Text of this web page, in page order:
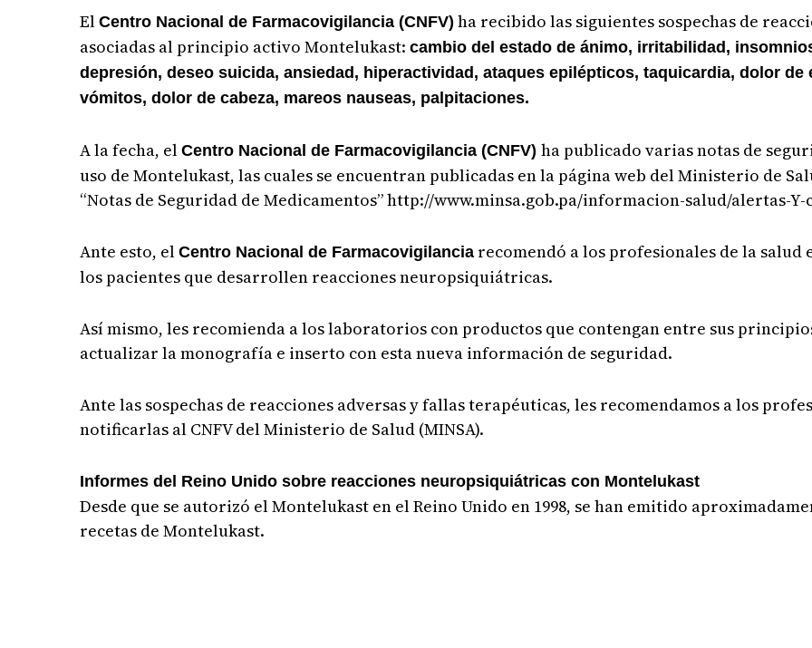
ElCentro Nacional de Farmacovigilancia (CNFV) ha recibido las siguientes sospechas de
asociadas al principio activo Montelukast:cambio del estado de ánimo, irritabilidad,
depresión, deseo suicida, ansiedad, hiperactividad, ataques epilépticos, taquicardia, dolor de
vómitos, dolor de cabeza, mareos nauseas, palpitaciones.
A la fecha, elCentro Nacional de Farmacovigilancia (CNFV)ha publicado varias notas de
uso de Montelukast, las cuales se encuentran publicadas en la página web del Ministerio de
“Notas de Seguridad de Medicamentos” http://www.minsa.gob.pa/informacion-salud/alertas-Y-
Ante esto, elCentro Nacional de Farmacovigilancia recomendó a los profesionales de la salud
los pacientes que desarrollen reacciones neuropsiquiátricas.
Así mismo, les recomienda a los laboratorios con productos que contengan entre sus
actualizar la monografía e inserto con esta nueva información de seguridad.
Ante las sospechas de reacciones adversas y fallas terapéuticas, les recomendamos a los
notificarlas al CNFV del Ministerio de Salud (MINSA).
Informes del Reino Unido sobre reacciones neuropsiquiátricas con Montelukast
Desde que se autorizó el Montelukast en el Reino Unido en 1998, se han emitido
recetas de Montelukast.